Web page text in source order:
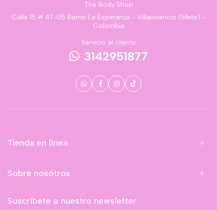
The Body Shop
Calle 15 # 47-05 Barrio La Esperanza - Villavicencio (Meta) -
Colombia
Servicio al cliente
3142951877
Tienda en línea
Sobre nosotros
Suscríbete a nuestro newsletter